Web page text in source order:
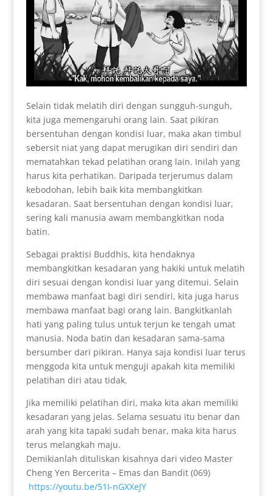
Selain tidak melatih diri dengan sungguh-sunguh,
kita juga memengaruhi orang lain. Saat pikiran
bersentuhan dengan kondisi luar, maka akan timbul
sebersit niat yang dapat merugikan diri sendiri dan
mematahkan tekad pelatihan orang lain. Inilah yang
harus kita perhatikan. Daripada terjerumus dalam
kebodohan, lebih baik kita membangkitkan
kesadaran. Saat bersentuhan dengan kondisi luar,
sering kali manusia awam membangkitkan noda
batin.
Sebagai praktisi Buddhis, kita hendaknya
membangkitkan kesadaran yang hakiki untuk melatih
diri sesuai dengan kondisi luar yang ditemui. Selain
membawa manfaat bagi diri sendiri, kita juga harus
membawa manfaat bagi orang lain. Bangkitkanlah
hati yang paling tulus untuk terjun ke tengah umat
manusia. Noda batin dan kesadaran sama-sama
bersumber dari pikiran. Hanya saja kondisi luar terus
menggoda kita untuk menguji apakah kita memiliki
pelatihan diri atau tidak.
Jika memiliki pelatihan diri, maka kita akan memiliki
kesadaran yang jelas. Selama sesuatu itu benar dan
arah yang kita tapaki sudah benar, maka kita harus
terus melangkah maju.
Demikianlah dituliskan kisahnya dari video Master
Cheng Yen Bercerita – Emas dan Bandit (069)
https://youtu.be/51I-nGXXeJY